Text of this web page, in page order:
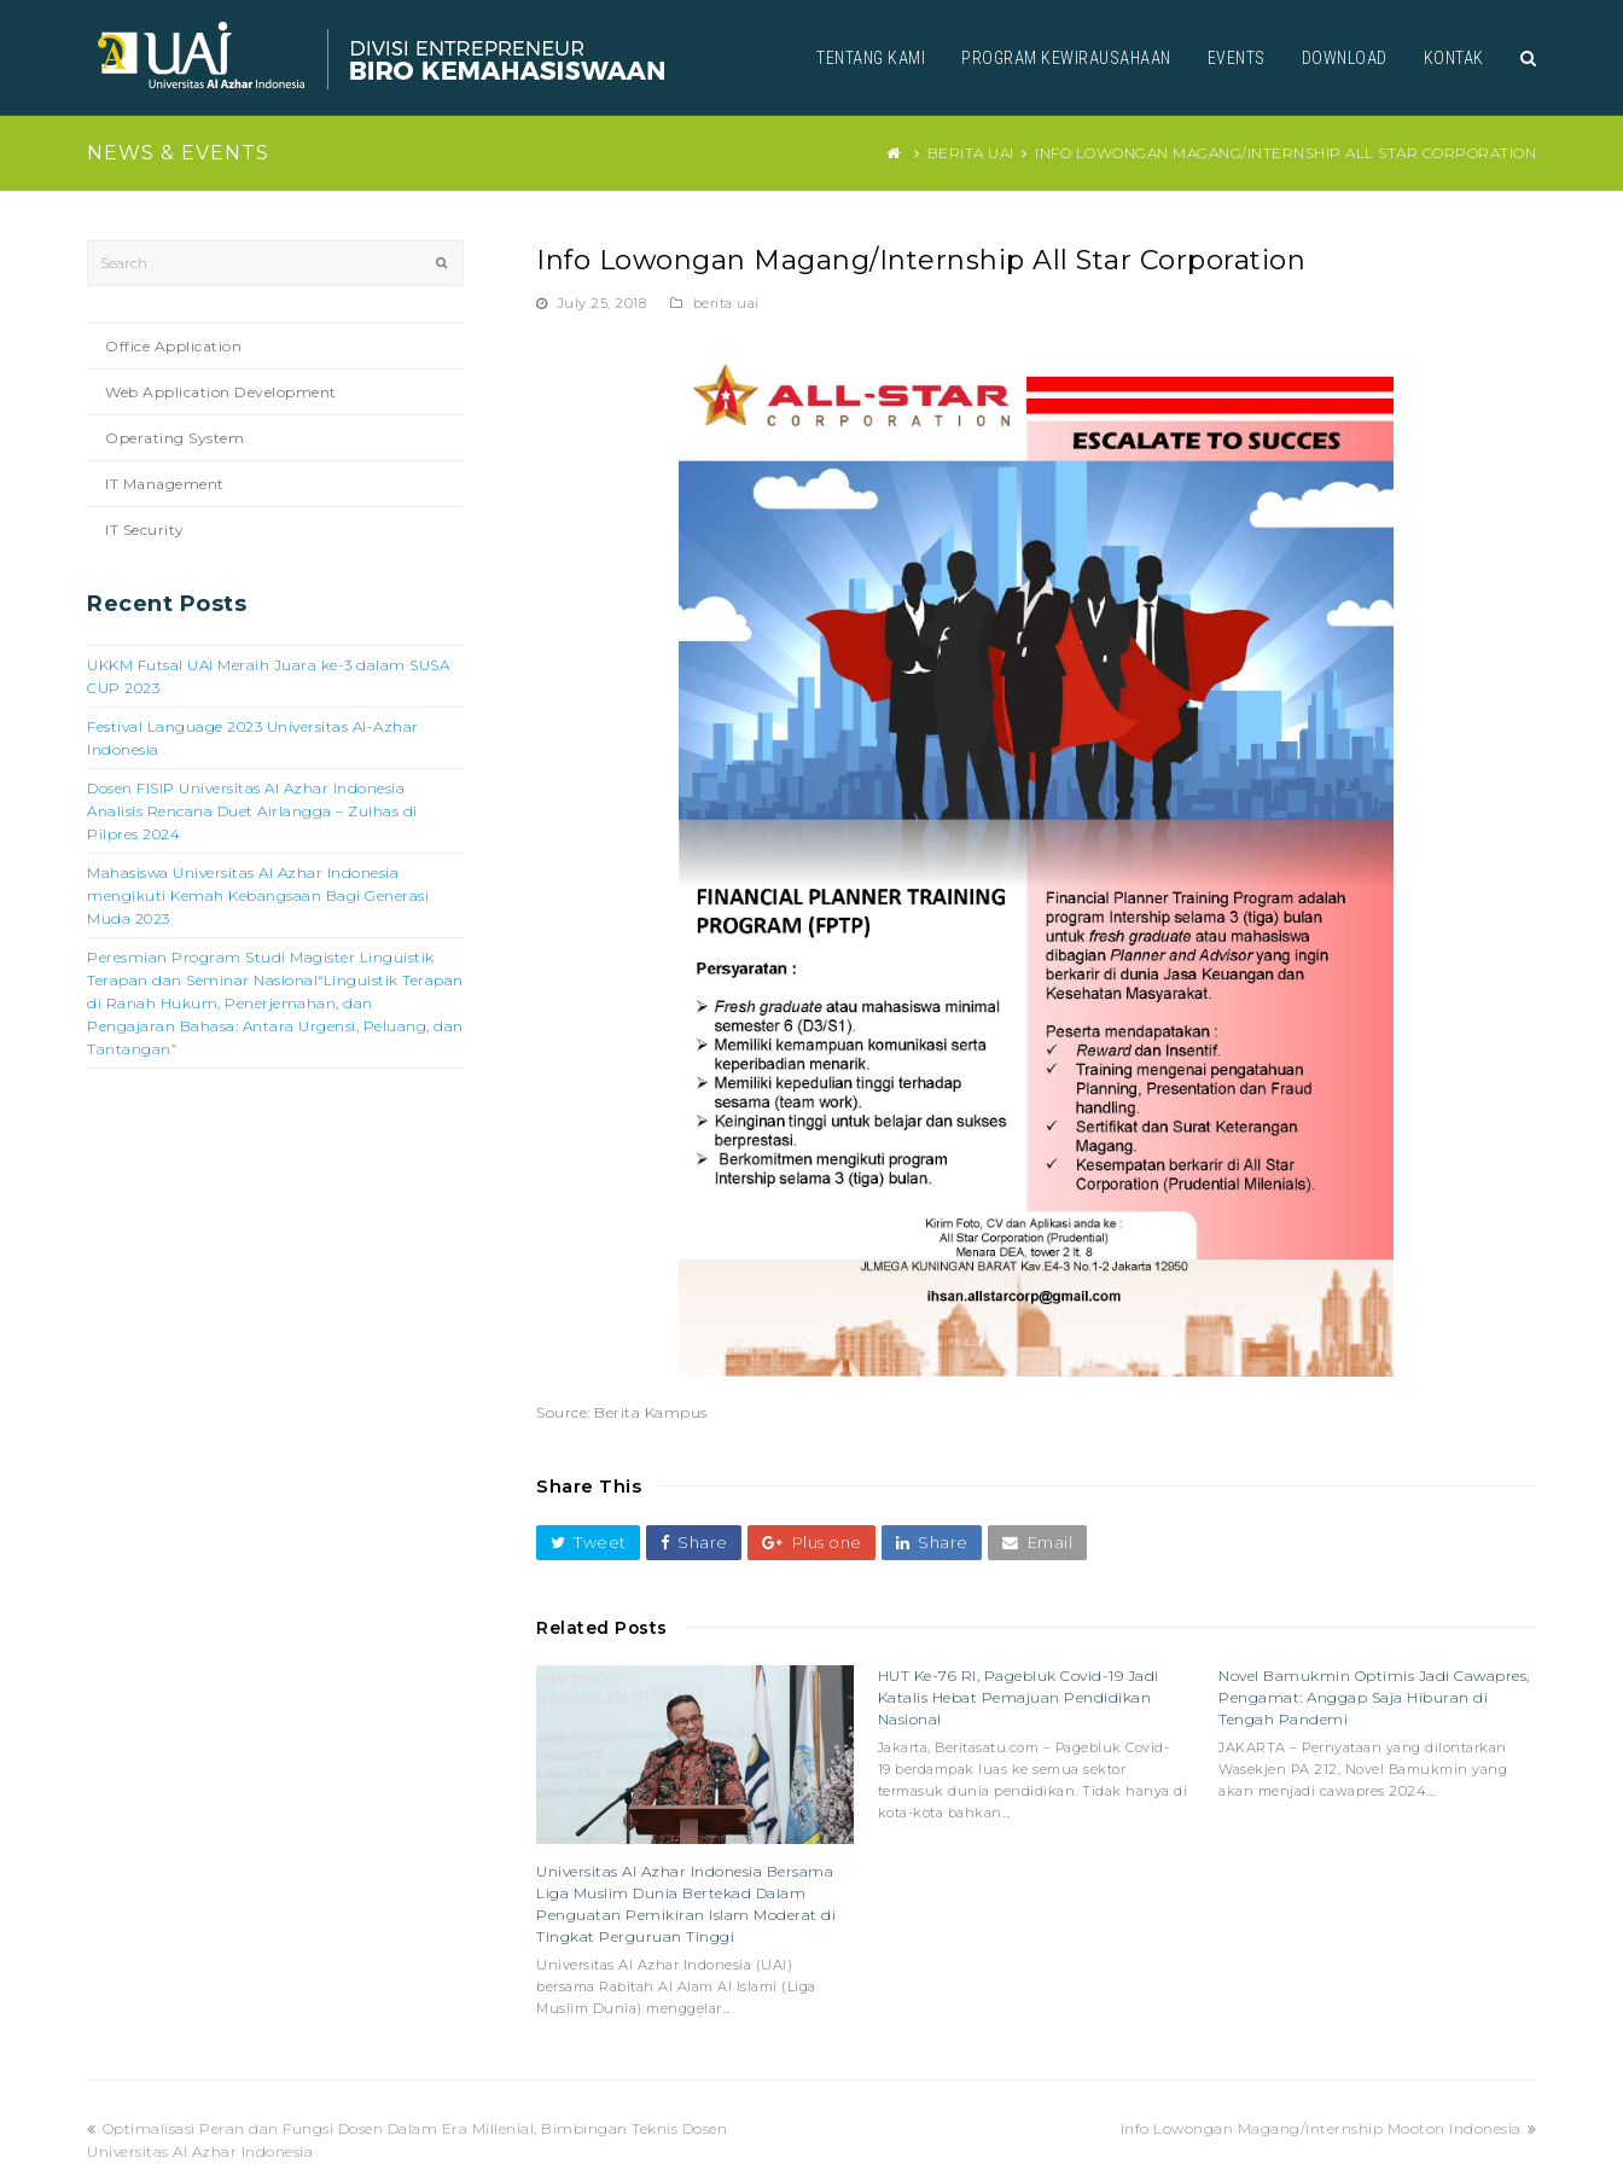
TENTANG KAMI PROGRAM KEWIRAUSAHAAN EVENTS DOWNLOAD KONTAK
NEWS & EVENTS BERITA UAI INFO LOWONGAN MAGANG/INTERNSHIP ALL STAR CORPORATION
Info Lowongan Magang/Internship All Star Corporation
July 25, 2018 berita uai
Source: Berita Kampus
Share This
Tweet Share Plus one Share Email
Related Posts
Universitas Al Azhar Indonesia Bersama
Liga Muslim Dunia Bertekad Dalam
Penguatan Pemikiran Islam Moderat di
Tingkat Perguruan Tinggi
Universitas Al Azhar Indonesia (UAI)
bersama Rabitah Al Alam Al Islami (Liga
Muslim Dunia) menggelar…
HUT Ke-76 RI, Pagebluk Covid-19 Jadi
Katalis Hebat Pemajuan Pendidikan
Nasional
Jakarta, Beritasatu.com – Pagebluk Covid-
19 berdampak luas ke semua sektor
termasuk dunia pendidikan. Tidak hanya di
kota-kota bahkan…
Novel Bamukmin Optimis Jadi Cawapres,
Pengamat: Anggap Saja Hiburan di
Tengah Pandemi
JAKARTA – Pernyataan yang dilontarkan
Wasekjen PA 212, Novel Bamukmin yang
akan menjadi cawapres 2024…
Office Application
Web Application Development
Operating System
IT Management
IT Security
Recent Posts
UKKM Futsal UAI Meraih Juara ke-3 dalam SUSA
CUP 2023
Festival Language 2023 Universitas Al-Azhar
Indonesia
Dosen FISIP Universitas Al Azhar Indonesia
Analisis Rencana Duet Airlangga – Zulhas di
Pilpres 2024
Mahasiswa Universitas Al Azhar Indonesia
mengikuti Kemah Kebangsaan Bagi Generasi
Muda 2023
Peresmian Program Studi Magister Linguistik
Terapan dan Seminar Nasional“Linguistik Terapan
di Ranah Hukum, Penerjemahan, dan
Pengajaran Bahasa: Antara Urgensi, Peluang, dan
Tantangan”
previous
post:
Optimalisasi Peran dan Fungsi Dosen Dalam Era Millenial, Bimbingan Teknis Dosen
Universitas Al Azhar Indonesia
next
Info Lowongan Magang/Internship Mooton Indonesia